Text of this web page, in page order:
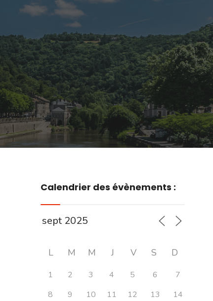
Calendrier des évènements :
L M M J V S D
1 2 3 4 5 6
7
8
9 10 11 12 13
14